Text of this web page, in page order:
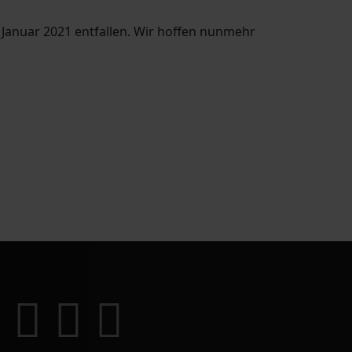
2021 entfallen. Wir hoffen nunmehr
für die 46. Oberschule